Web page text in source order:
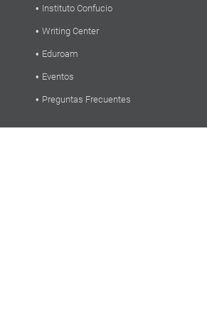
Instituto Confucio
Writing Center
Eduroam
Eventos
Preguntas Frecuentes